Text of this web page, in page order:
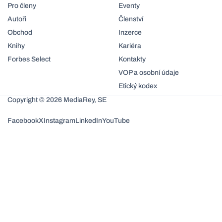
Pro členy
Autoři
Obchod
Knihy
Forbes Select
Eventy
Členství
Inzerce
Kariéra
Kontakty
VOP a osobní údaje
Etický kodex
Copyright © 2026 MediaRey, SE
FacebookXInstagramLinkedInYouTube